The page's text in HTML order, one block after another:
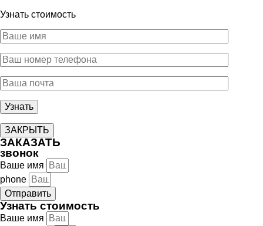
Узнать стоимость
ЗАКРЫТЬ
ЗАКАЗАТЬ
звонок
Ваше имя
phone
Отправить
Узнать стоимость
Ваше имя